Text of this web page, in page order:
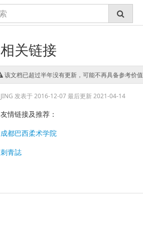
相关链接
该文档已超过半年没有更新，可能不再具备参考价值
JING 发表于 2016-12-07最后更新 2021-04-14
友情链接及推荐：
成都巴西柔术学院
刺青誌